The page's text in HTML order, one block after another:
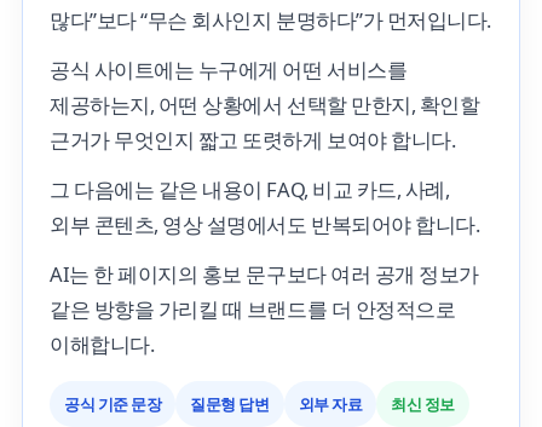
많다”보다 “무슨 회사인지 분명하다”가 먼저입니다.
공식 사이트에는 누구에게 어떤 서비스를
제공하는지, 어떤 상황에서 선택할 만한지, 확인할
근거가 무엇인지 짧고 또렷하게 보여야 합니다.
그 다음에는 같은 내용이 FAQ, 비교 카드, 사례,
외부 콘텐츠, 영상 설명에서도 반복되어야 합니다.
AI는 한 페이지의 홍보 문구보다 여러 공개 정보가
같은 방향을 가리킬 때 브랜드를 더 안정적으로
이해합니다.
공식 기준 문장 질문형 답변 외부 자료 최신 정보